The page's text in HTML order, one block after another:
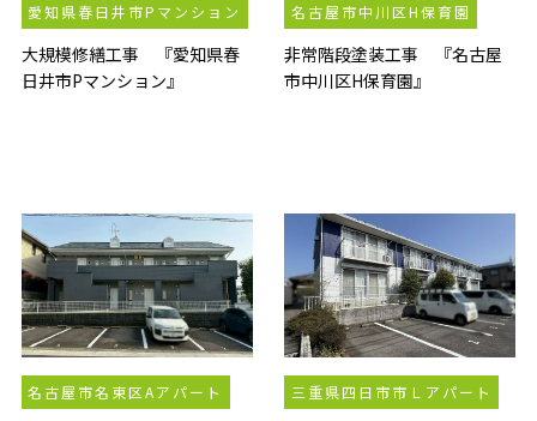
愛知県春日井市Pマンション
大規模修繕工事 『愛知県春
日井市Pマンション』
名古屋市中川区H保育園
非常階段塗装工事 『名古屋
市中川区H保育園』
名古屋市名東区Aアパート 三重県四日市市Ｌアパート